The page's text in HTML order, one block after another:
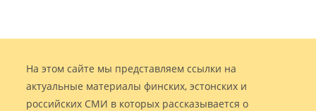
На этом сайте мы представляем ссылки на
актуальные материалы финских, эстонских и
российских СМИ в которых рассказывается о